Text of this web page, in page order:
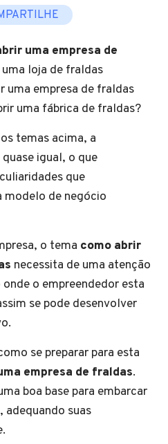
uma empresa de
loja de fraldas
uma empresa de fraldas
uma fábrica de fraldas?
temas acima, a
igual, o que
que
modelo de negócio
o tema como abrir
necessita de uma atenção
o empreendedor esta
se pode desenvolver
se preparar para esta
empresa de fraldas.
boa base para embarcar
adequando suas